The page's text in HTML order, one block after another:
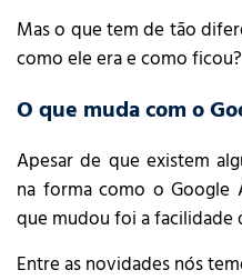
Mas o que tem de tão
como ele era e como ficou?
O que muda com o
Apesar de que existem
na forma como o Google
que mudou foi a facilidade
Entre as novidades nós